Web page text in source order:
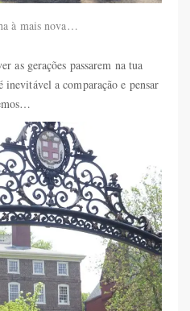
à mais nova…
as gerações passarem na tua
a comparação e pensar